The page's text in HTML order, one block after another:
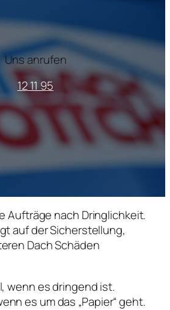
Uns anrufen
12 11 95
Aufträge nach Dringlichkeit.
auf der Sicherstellung,
Dach Schäden
wenn es dringend ist.
es um das „Papier“ geht.